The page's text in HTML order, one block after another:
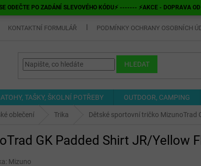
ODEČTE PO ZADÁNÍ SLEVOVÉHO KÓDU⚡ ------- ⚡AKCE - DOPRAVA
KONTAKTNÍ FORMULÁŘ PODMÍNKY OCHRANY OSOBNÍCH
HLEDAT
TAŠKY, ŠKOLNÍ POTŘEBY OUTDOOR, CAMPING
oblečení Trika Dětské sportovní tričko MizunoTrad
GK Padded Shirt JR/Yellow
Mizuno